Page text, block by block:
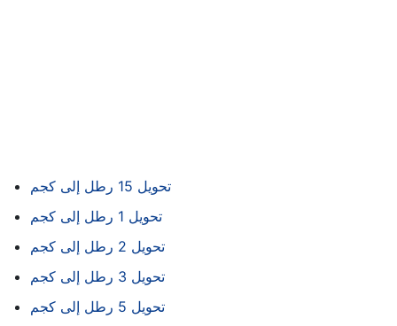
تحويل 15 رطل إلى كجم
تحويل 1 رطل إلى كجم
تحويل 2 رطل إلى كجم
تحويل 3 رطل إلى كجم
تحويل 5 رطل إلى كجم